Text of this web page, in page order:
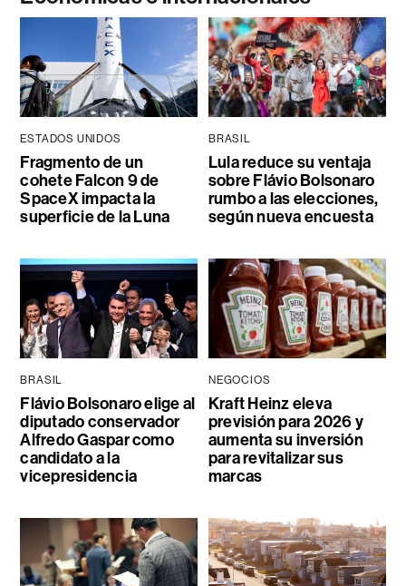
ESTADOS UNIDOS
Fragmento de un
cohete Falcon 9 de
SpaceX impacta la
superficie de la Luna
BRASIL
Lula reduce su ventaja
sobre Flávio Bolsonaro
rumbo a las elecciones,
según nueva encuesta
BRASIL
Flávio Bolsonaro elige al
diputado conservador
Alfredo Gaspar como
candidato a la
vicepresidencia
NEGOCIOS
Kraft Heinz eleva
previsión para 2026 y
aumenta su inversión
para revitalizar sus
marcas